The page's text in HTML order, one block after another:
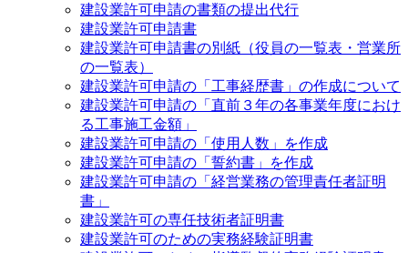
建設業許可申請の書類の提出代行
建設業許可申請書
建設業許可申請書の別紙（役員の一覧表・営業所
の一覧表）
建設業許可申請の「工事経歴書」の作成について
建設業許可申請の「直前３年の各事業年度におけ
る工事施工金額」
建設業許可申請の「使用人数」を作成
建設業許可申請の「誓約書」を作成
建設業許可申請の「経営業務の管理責任者証明
書」
建設業許可の専任技術者証明書
建設業許可のための実務経験証明書